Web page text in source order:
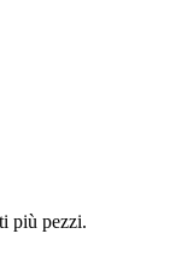
più pezzi.